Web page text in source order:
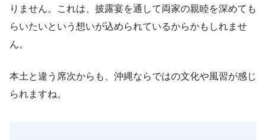
りません。これは、披露宴を通して両家の親睦を深めても
らいたいという想いが込められているからかもしれませ
ん。
本土と違う席次からも、沖縄ならではの文化や風習が感じ
られますね。